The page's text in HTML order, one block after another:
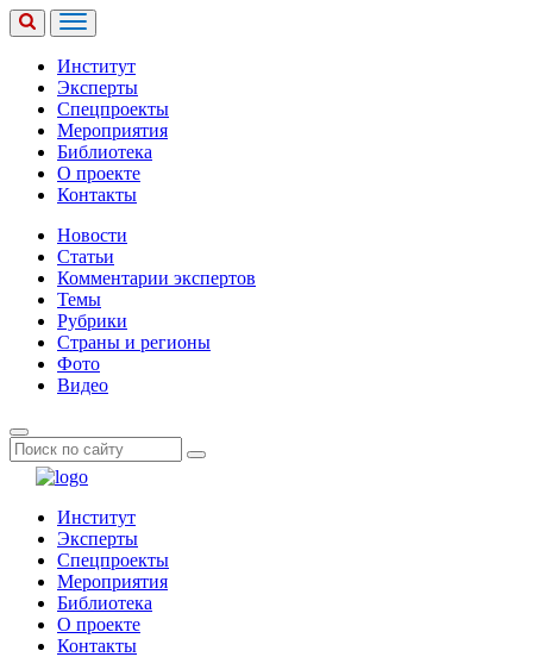
Институт
Эксперты
Спецпроекты
Мероприятия
Библиотека
О проекте
Контакты
Новости
Статьи
Комментарии экспертов
Темы
Рубрики
Страны и регионы
Фото
Видео
Институт
Эксперты
Спецпроекты
Мероприятия
Библиотека
О проекте
Контакты